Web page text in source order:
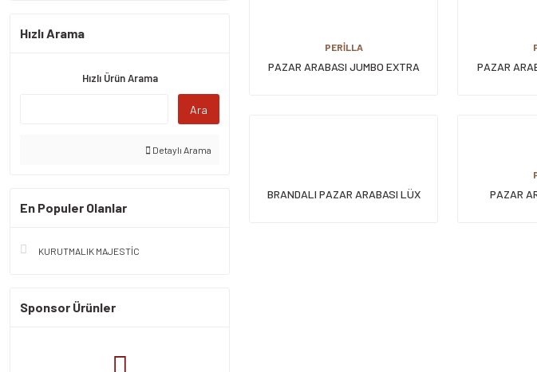
Hızlı Arama
Hızlı Ürün Arama
Ara
Detaylı Arama
En Populer Olanlar
KURUTMALIK MAJESTİC
Sponsor Ürünler
PERİLLA
PAZAR ARABASI JUMBO EXTRA
PAZAR
BRANDALI PAZAR ARABASI LÜX
PAZAR